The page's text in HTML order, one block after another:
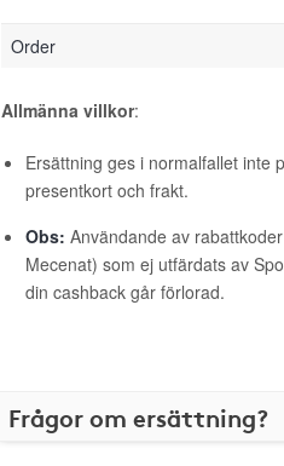
Order
Allmänna villkor:
Ersättning ges i normalfallet inte
presentkort och frakt.
Obs: Användande av
Mecenat) som ej utfärdats av
din cashback går förlorad.
Frågor om ersättning?